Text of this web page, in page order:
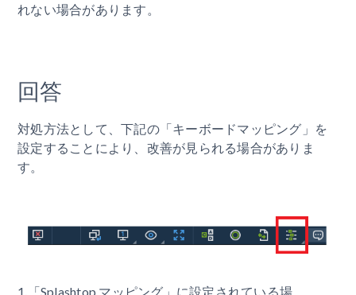
れない場合があります。
回答
対処方法として、下記の「キーボードマッピング」を
設定することにより、改善が見られる場合がありま
す。
1.「Splashtop マッピング」に設定されている場